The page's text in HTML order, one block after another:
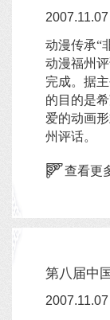
2007.11.07
动漫传承
动漫福州
完成。据
的目的是
爱的动画
州评话
查看更
第八届中
2007.11.07